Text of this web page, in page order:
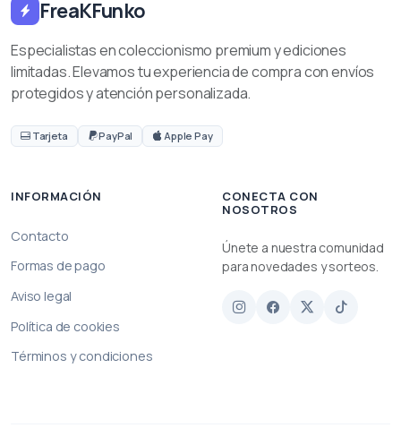
FreaKFunko
Especialistas en coleccionismo premium y ediciones
limitadas. Elevamos tu experiencia de compra con envíos
protegidos y atención personalizada.
Tarjeta PayPal Apple Pay
INFORMACIÓN
Contacto
Formas de pago
Aviso legal
Política de cookies
Términos y condiciones
CONECTA CON
NOSOTROS
Únete a nuestra comunidad
para novedades y sorteos.